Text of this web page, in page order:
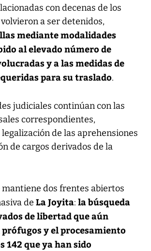
con decenas de los
a ser detenidos,
mediante modalidades
al elevado número de
y a las medidas de
para su traslado.
judiciales continúan con las
correspondientes,
de las aprehensiones
de cargos derivados de la
mantiene dos frentes abiertos
de La Joyita: la búsqueda
de libertad que aún
y el procesamiento
142 que ya han sido